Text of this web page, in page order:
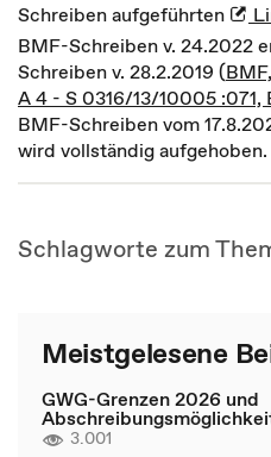
Schreiben aufgeführten
BMF-Schreiben v. 24.2022
Schreiben v. 28.2.2019 (
A 4 - S 0316/13/10005 :071,
BMF-Schreiben vom
wird vollständig aufgehoben.
Schlagworte zum
Meistgelesene
GWG-Grenzen 2026 und
3.001